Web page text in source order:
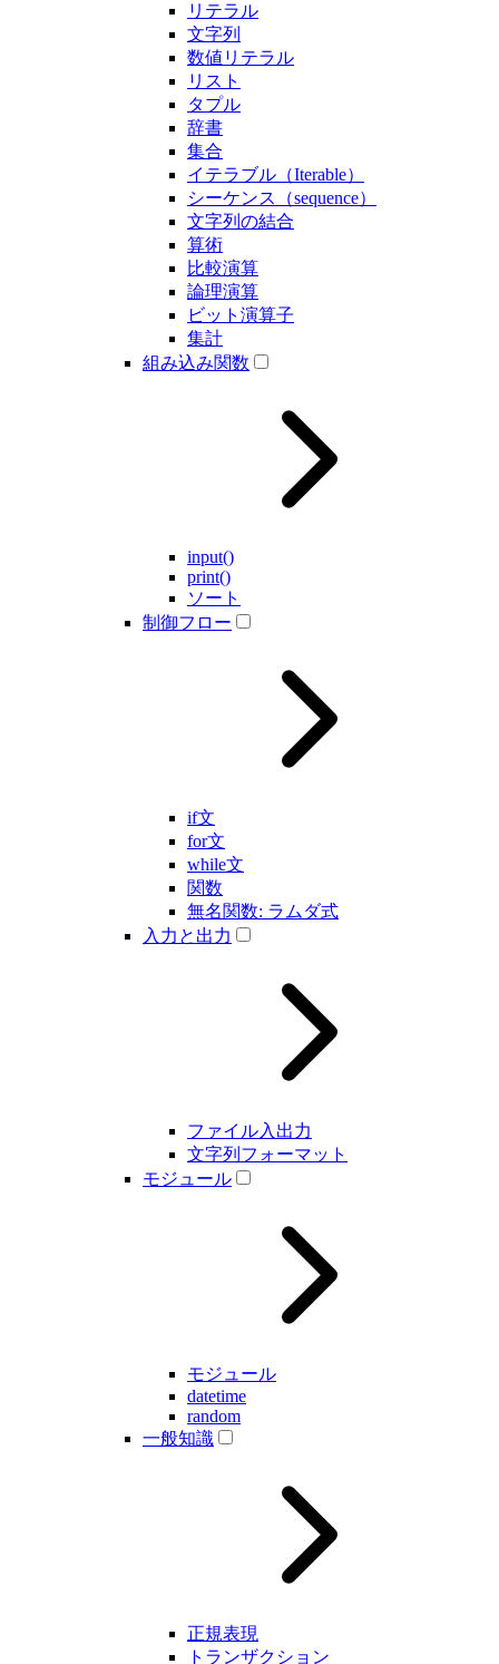
リテラル
文字列
数値リテラル
リスト
タプル
辞書
集合
イテラブル（Iterable）
シーケンス（sequence）
文字列の結合
算術
比較演算
論理演算
ビット演算子
集計
組み込み関数
input()
print()
ソート
制御フロー
if文
for文
while文
関数
無名関数: ラムダ式
入力と出力
ファイル入出力
文字列フォーマット
モジュール
モジュール
datetime
random
一般知識
正規表現
トランザクション